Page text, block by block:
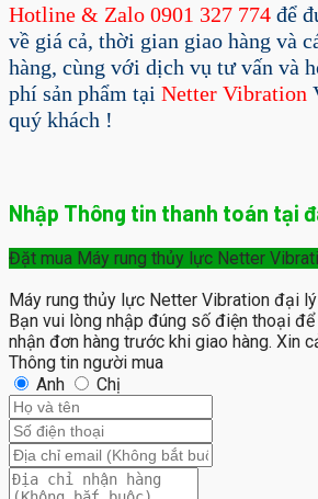
Hotline & Zalo 0901 327 774 để
về giá cả, thời gian giao hàng và
hàng, cùng với dịch vụ tư vấn và
phí sản phẩm tại Netter Vibration
quý khách !
Nhập Thông tin thanh toán tại
Đặt mua Máy rung thủy lực Netter
Máy rung thủy lực Netter Vibration đại
Bạn vui lòng nhập đúng số điện thoại
nhận đơn hàng trước khi giao hàng. Xin
Thông tin người mua
Anh
Chị